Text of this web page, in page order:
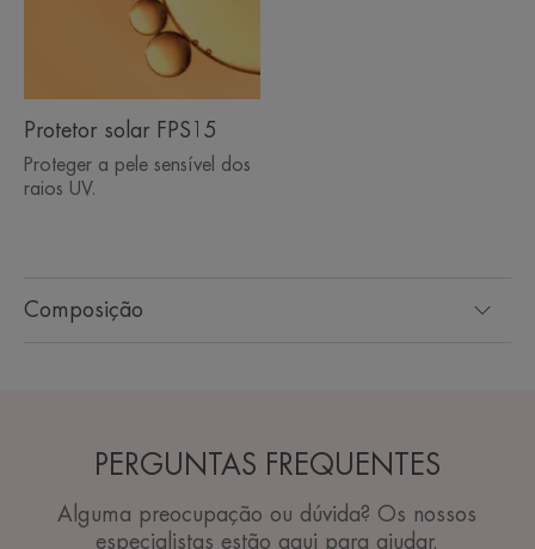
Composição
Protetor solar FPS15
Proteger a pele sensível dos
raios UV.
PERGUNTAS FREQUENTES
Alguma preocupação ou dúvida? Os nossos
especialistas estão aqui para ajudar.